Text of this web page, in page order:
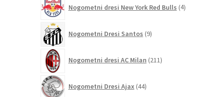
Nogometni dresi New York Red Bulls 4izdelki
Nogometni Dresi Santos 9izdelkov
Nogometni dresi AC Milan 211izdelkov
Nogometni Dresi Ajax 44izdelkov